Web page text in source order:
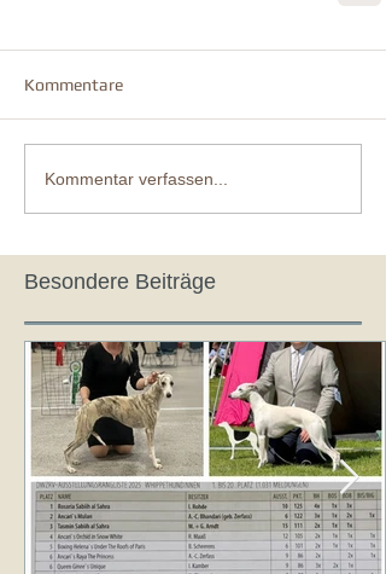
Kommentare
Kommentar verfassen...
Besondere Beiträge